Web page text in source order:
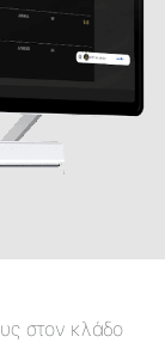
στον κλάδο